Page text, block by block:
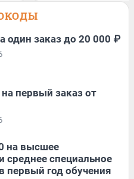
один заказ до 20 000 ₽
первый заказ от
на высшее
среднее специальное
первый год обучения